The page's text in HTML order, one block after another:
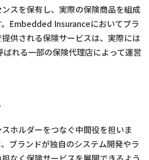
スを保有し、実際の保険商品を組成
Embedded Insuranceにおいてブラ
供される保険サービスは、実際には
れる一部の保険代理店によって運営
ホルダーをつなぐ中間役を担いま
ブランドが独自のシステム開発やラ